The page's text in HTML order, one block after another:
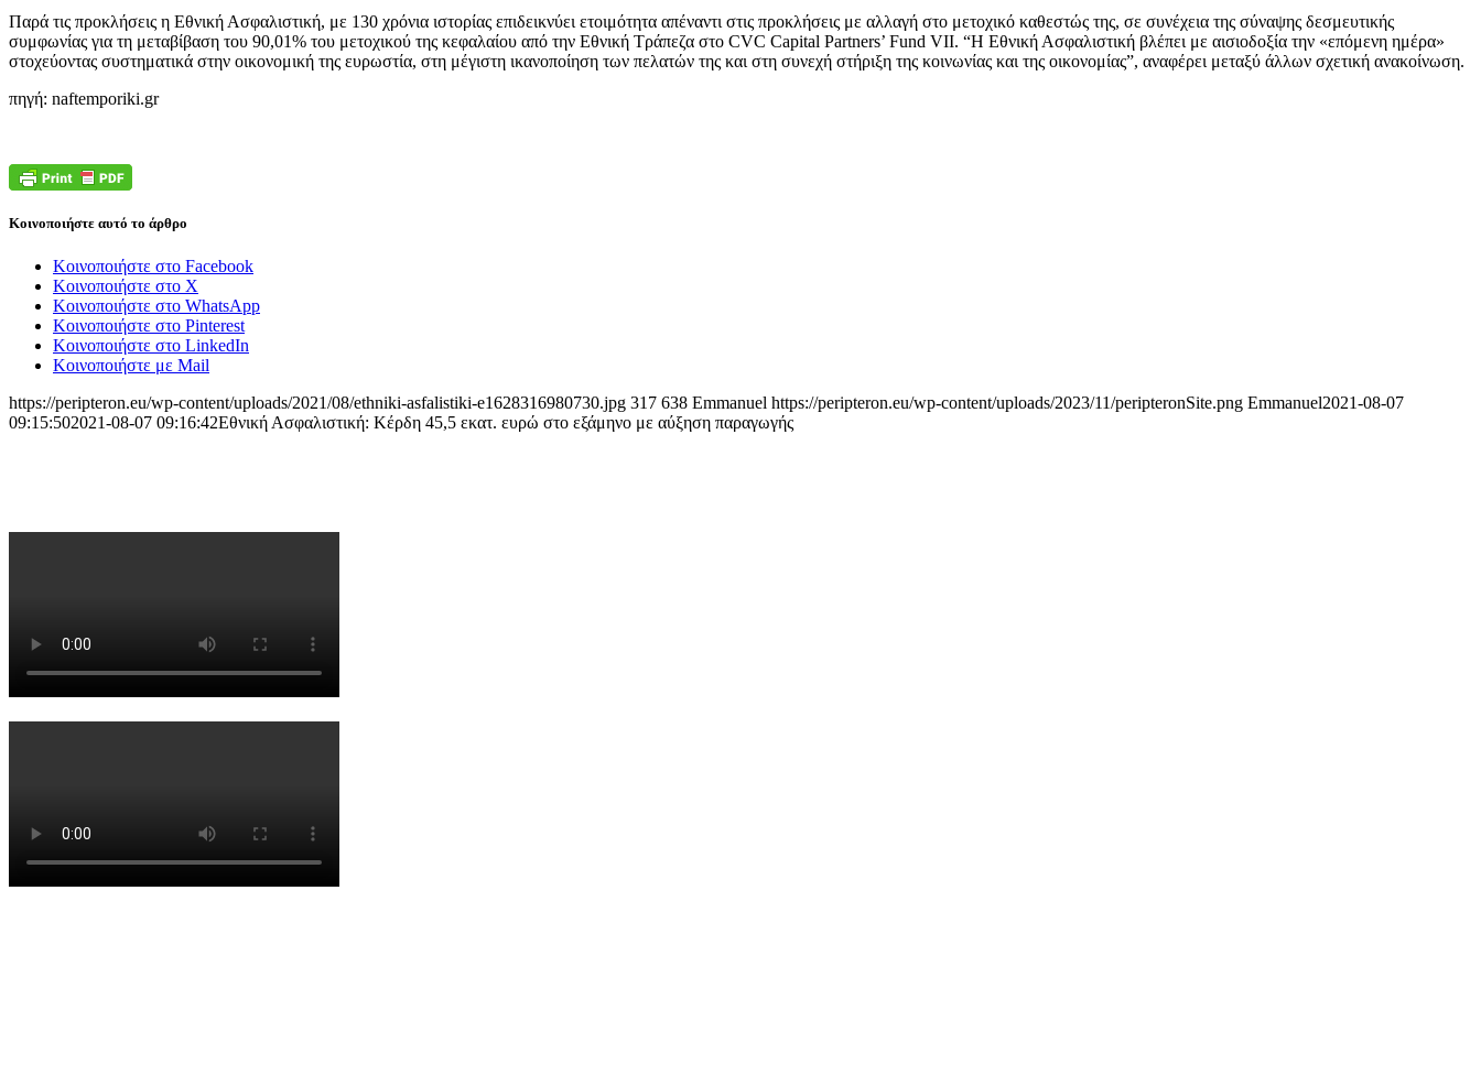
Παρά τις προκλήσεις η Εθνική Ασφαλιστική, με 130 χρόνια ιστορίας επιδεικνύει ετοιμότητα απέναντι στις προκλήσεις με αλλαγή στο μετοχικό καθεστώς της, σε συνέχεια της σύναψης δεσμευτικής
συμφωνίας για τη μεταβίβαση του 90,01% του μετοχικού της κεφαλαίου από την Εθνική Τράπεζα στο CVC Capital Partners’ Fund VII. “Η Εθνική Ασφαλιστική βλέπει με αισιοδοξία την «επόμενη ημέρα»
στοχεύοντας συστηματικά στην οικονομική της ευρωστία, στη μέγιστη ικανοποίηση των πελατών της και στη συνεχή στήριξη της κοινωνίας και της οικονομίας”, αναφέρει μεταξύ άλλων σχετική ανακοίνωση.
πηγή: naftemporiki.gr
Κοινοποιήστε αυτό το άρθρο
Κοινοποιήστε στο Facebook
Κοινοποιήστε στο X
Κοινοποιήστε στο WhatsApp
Κοινοποιήστε στο Pinterest
Κοινοποιήστε στο LinkedIn
Κοινοποιήστε με Mail
https://peripteron.eu/wp-content/uploads/2021/08/ethniki-asfalistiki-e1628316980730.jpg 317 638 Emmanuel https://peripteron.eu/wp-content/uploads/2023/11/peripteronSite.png Emmanuel2021-08-07
09:15:502021-08-07 09:16:42Εθνική Ασφαλιστική: Κέρδη 45,5 εκατ. ευρώ στο εξάμηνο με αύξηση παραγωγής